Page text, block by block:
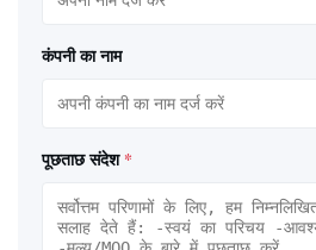
कंपनी का नाम
पूछताछ संदेश *